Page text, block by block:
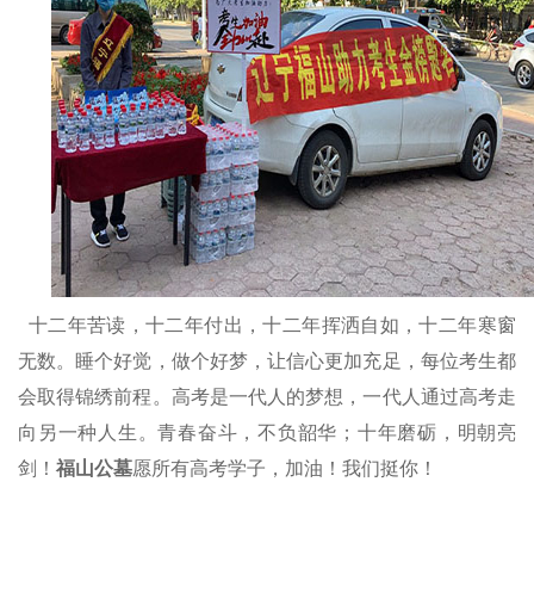
十二年苦读，十二年付出，十二年挥洒自如，十二年寒窗
无数。睡个好觉，做个好梦，让信心更加充足，每位考生都
会取得锦绣前程。高考是一代人的梦想，一代人通过高考走
向另一种人生。青春奋斗，不负韶华；十年磨砺，明朝亮
剑！ 福山公墓愿所有高考学子，加油！我们挺你！